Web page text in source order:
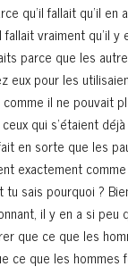
qu’il fallait qu’il en
fallait vraiment qu’il
parce que les
eux pour les
comme il ne pouvait
qui s’étaient
en sorte que les
exactement
tu sais pourquoi ?
il y en a si peu
que ce que les
ce que les